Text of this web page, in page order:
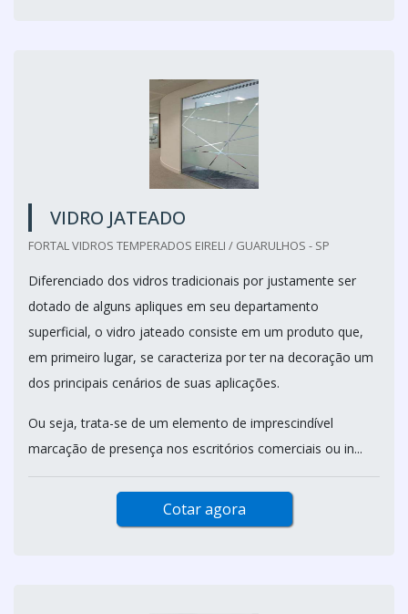
VIDRO JATEADO
FORTAL VIDROS TEMPERADOS EIRELI / GUARULHOS - SP
Diferenciado dos vidros tradicionais por justamente ser
dotado de alguns apliques em seu departamento
superficial, o vidro jateado consiste em um produto que,
em primeiro lugar, se caracteriza por ter na decoração um
dos principais cenários de suas aplicações.
Ou seja, trata-se de um elemento de imprescindível
marcação de presença nos escritórios comerciais ou in...
Cotar agora